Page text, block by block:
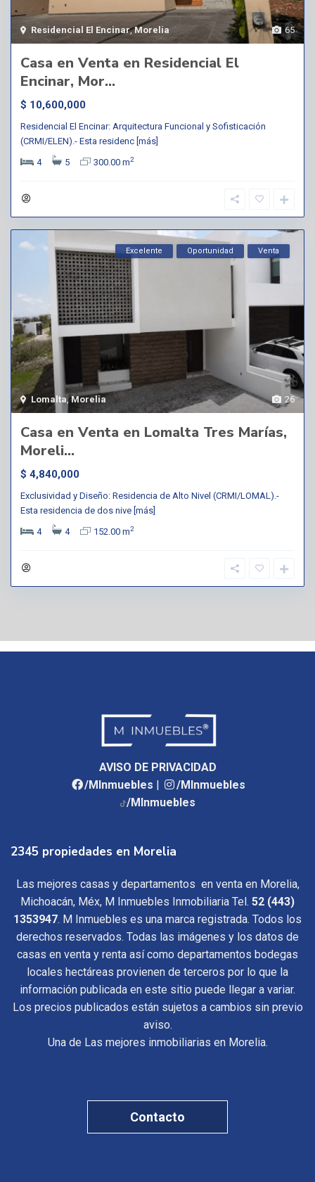
65
Residencial El Encinar,Morelia
Casa en Venta en Residencial El
Encinar, Mor...
$ 10,600,000
Residencial El Encinar: Arquitectura Funcional y Sofisticación
(CRMI/ELEN).- Esta residenc [más]
4
5 300.00 m2
26
Lomalta,Morelia
Excelente Oportunidad Venta
Casa en Venta en Lomalta Tres Marías,
Moreli...
$ 4,840,000
Exclusividad y Diseño: Residencia de Alto Nivel (CRMI/LOMAL).-
Esta residencia de dos nive [más]
4
4 152.00 m2
AVISO DE PRIVACIDAD
/MInmuebles |
/MInmuebles
/MInmuebles
2345 propiedades en Morelia
Las mejores casas y departamentos en venta en Morelia,
Michoacán, Méx, M Inmuebles Inmobiliaria Tel. 52 (443)
1353947. M Inmuebles es una marca registrada. Todos los
derechos reservados. Todas las imágenes y los datos de
casas en venta y renta así como departamentos bodegas
locales hectáreas provienen de terceros por lo que la
información publicada en este sitio puede llegar a variar.
Los precios publicados están sujetos a cambios sin previo
aviso.
Una de Las mejores inmobiliarias en Morelia.